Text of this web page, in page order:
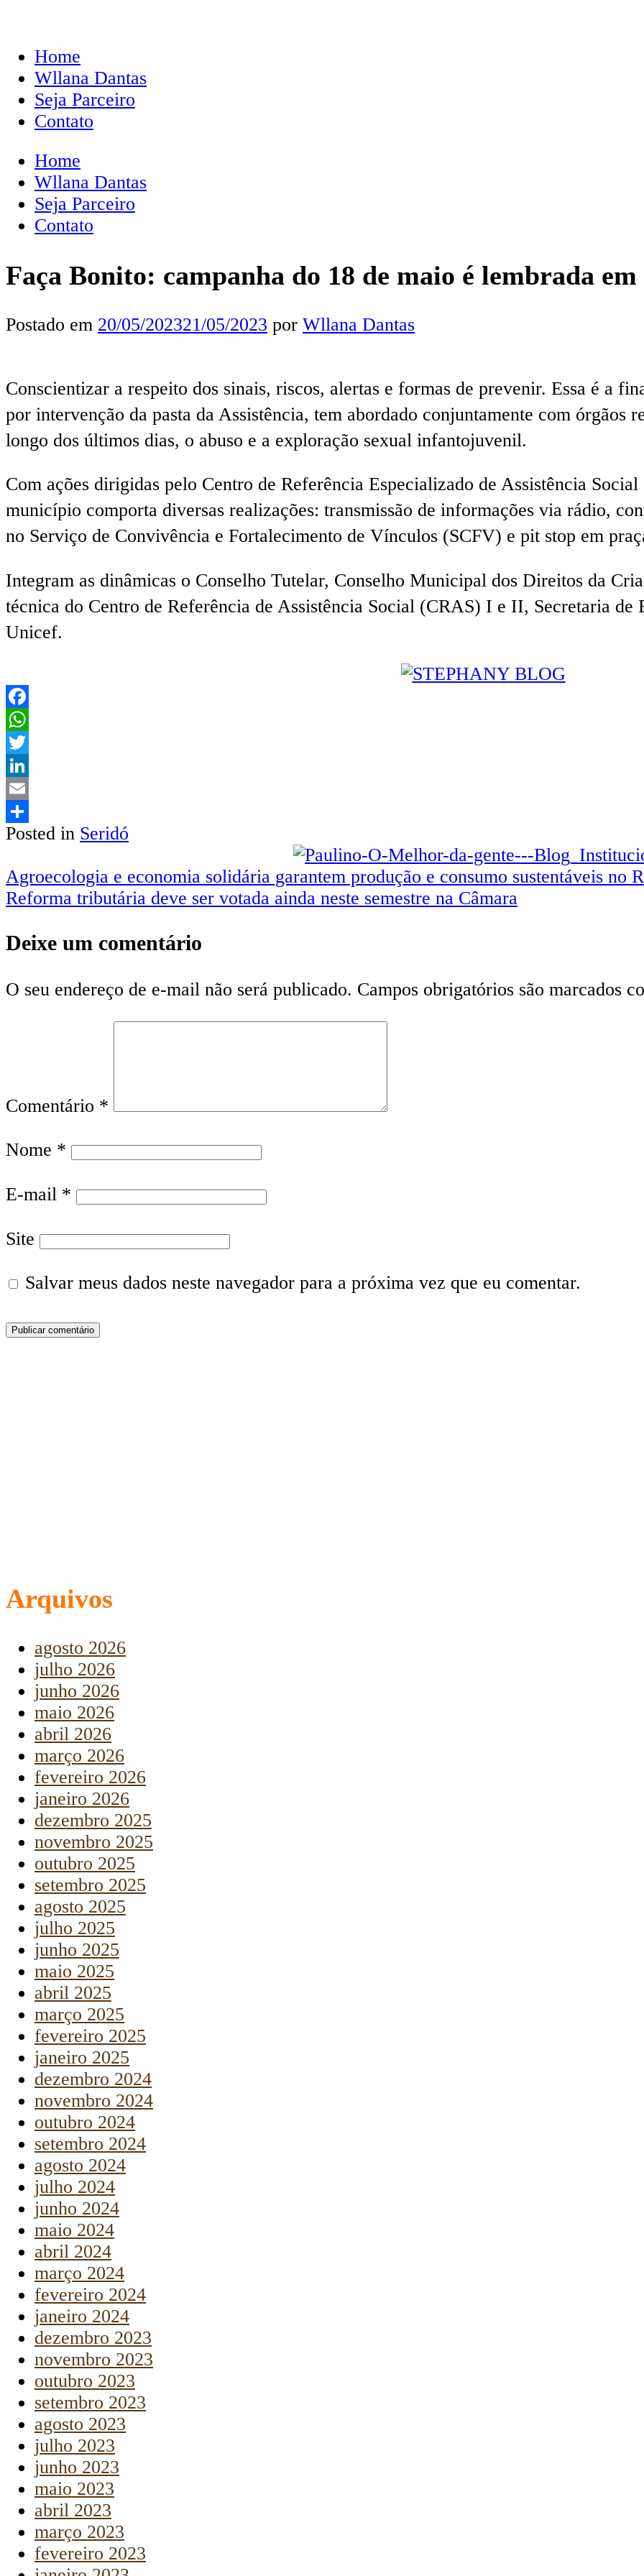
Home
Wllana Dantas
Seja Parceiro
Contato
Home
Wllana Dantas
Seja Parceiro
Contato
Faça Bonito: campanha do 18 de maio é lembrada
Postado em 20/05/202321/05/2023 por Wllana Dantas
Conscientizar a respeito dos sinais, riscos, alertas e formas de prevenir. Essa é a
por intervenção da pasta da Assistência, tem abordado conjuntamente com órgãos
longo dos últimos dias, o abuso e a exploração sexual infantojuvenil.
Com ações dirigidas pelo Centro de Referência Especializado de Assistência
município comporta diversas realizações: transmissão de informações via rádio,
no Serviço de Convivência e Fortalecimento de Vínculos (SCFV) e pit stop em
Integram as dinâmicas o Conselho Tutelar, Conselho Municipal dos Direitos da
técnica do Centro de Referência de Assistência Social (CRAS) I e II, Secretaria de
Unicef.
Facebook
WhatsApp
Twitter
LinkedIn
Email
Share
Posted in Seridó
Navegação
de
Post
Agroecologia e economia solidária garantem produção e consumo sustentáveis no
Reforma tributária deve ser votada ainda neste semestre na Câmara
Deixe um comentário
O seu endereço de e-mail não será publicado. Campos obrigatórios são marcados
Comentário *
Nome *
E-mail *
Site
Salvar meus dados neste navegador para a próxima vez que eu comentar.
Arquivos
agosto 2026
julho 2026
junho 2026
maio 2026
abril 2026
março 2026
fevereiro 2026
janeiro 2026
dezembro 2025
novembro 2025
outubro 2025
setembro 2025
agosto 2025
julho 2025
junho 2025
maio 2025
abril 2025
março 2025
fevereiro 2025
janeiro 2025
dezembro 2024
novembro 2024
outubro 2024
setembro 2024
agosto 2024
julho 2024
junho 2024
maio 2024
abril 2024
março 2024
fevereiro 2024
janeiro 2024
dezembro 2023
novembro 2023
outubro 2023
setembro 2023
agosto 2023
julho 2023
junho 2023
maio 2023
abril 2023
março 2023
fevereiro 2023